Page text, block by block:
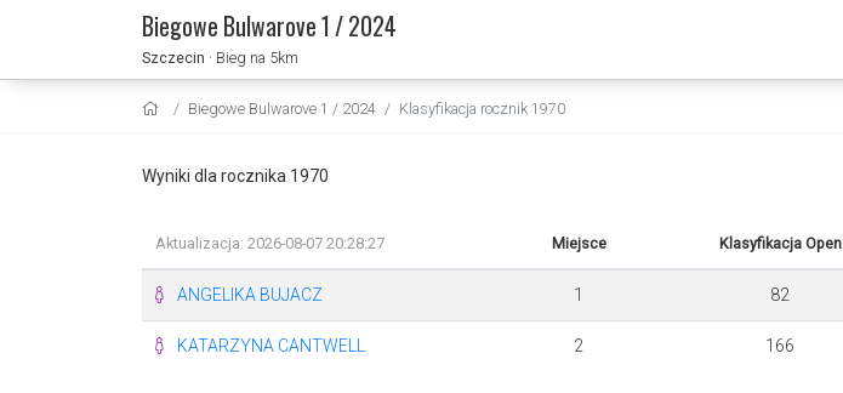
Biegowe Bulwarove 1 / 2024
Szczecin · Bieg na 5km
Biegowe Bulwarove 1 / 2024 Klasyfikacja rocznik 1970
Wyniki dla rocznika 1970
Aktualizacja: 2026-08-07 20:28:27 Miejsce Klasyfikacja Open
ANGELIKA BUJACZ 1 82
KATARZYNA CANTWELL 2 166